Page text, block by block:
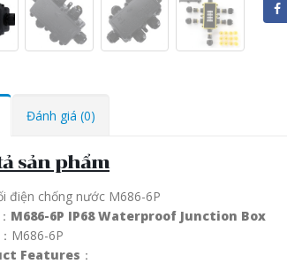
Đánh giá (0)
sản phẩm
điện chống nước M686-6P
M686-6P IP68 Waterproof Junction Box
M686-6P
Features ：